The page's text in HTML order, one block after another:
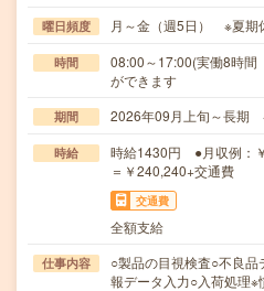
曜日頻度 月～金（週5日） ※夏期
時間
08:00～17:00(実働8時
ができます
期間 2026年09月上旬～長期
時給
時給1430円 ●月収例：
＝￥240,240+交通費
交通費
全額支給
仕事内容
○製品の目視検査○不良
報データ入力○入荷処理